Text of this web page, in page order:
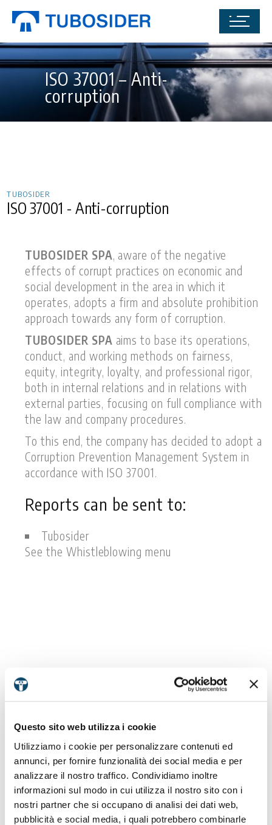
Questo sito web utilizza i cookie
Utilizziamo i cookie per personalizzare contenuti ed
annunci, per fornire funzionalità dei social media e per
analizzare il nostro traffico. Condividiamo inoltre
informazioni sul modo in cui utilizza il nostro sito con i
nostri partner che si occupano di analisi dei dati web,
pubblicità e social media, i quali potrebbero combinarle
ISO 37001 – Anti-
corruption
TUBOSIDER
ISO 37001 - Anti-corruption
TUBOSIDER SPA, aware of the negative
effects of corrupt practices on economic and
social development in the area in which it
operates, adopts a firm and absolute prohibition
approach towards any form of corruption.
TUBOSIDER SPA aims to base its operations,
conduct, and working methods on fairness,
equity, integrity, loyalty, and professional rigor,
both in internal relations and in relations with
external parties, focusing on full compliance with
the law and company procedures.
To this end, the company has decided to adopt a
Corruption Prevention Management System in
accordance with ISO 37001.
Reports can be sent to:
Tubosider
See the Whistleblowing menu
ISO 37001